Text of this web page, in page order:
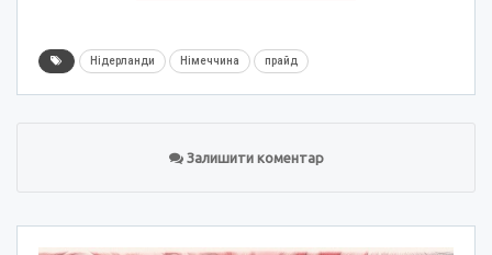
Нідерланди Німеччина прайд
Залишити коментар